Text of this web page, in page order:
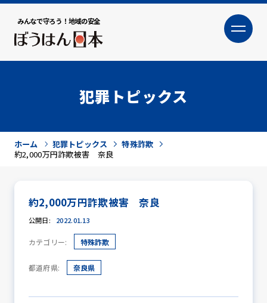
みんなで守ろう！地域の安全
大
防犯活動ニュース
犯罪トピックス
ホーム 犯罪トピックス
特殊詐欺
約2,000万円詐欺被害 奈良
約2,000万円詐欺被害 奈良
公開日: 2022.01.13
カテゴリー: 特殊詐欺
都道府県: 奈良県